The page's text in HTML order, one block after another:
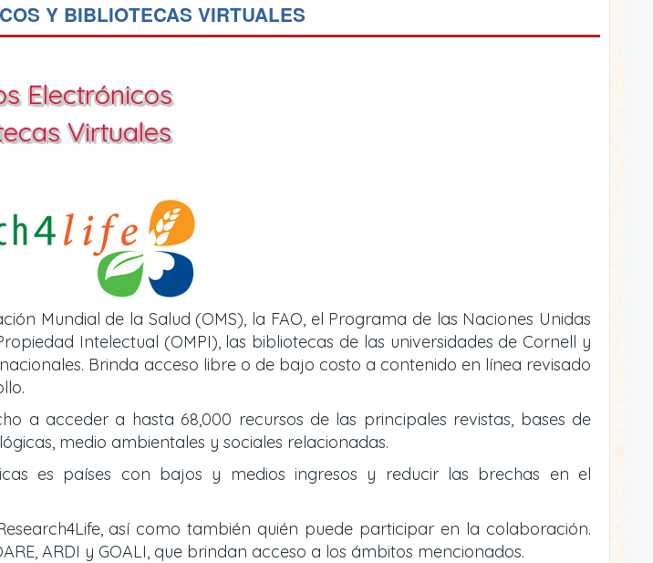
Y BIBLIOTECAS VIRTUALES
Electrónicos
Virtuales
Mundial de la Salud (OMS), la FAO, el Programa de las Naciones Unidas
Intelectual (OMPI), las bibliotecas de las universidades de Cornell y
Brinda acceso libre o de bajo costo a contenido en línea revisado
a acceder a hasta 68,000 recursos de las principales revistas, bases de
medio ambientales y sociales relacionadas.
es países con bajos y medios ingresos y reducir las brechas en el
así como también quién puede participar en la colaboración.
ARDI y GOALI, que brindan acceso a los ámbitos mencionados.